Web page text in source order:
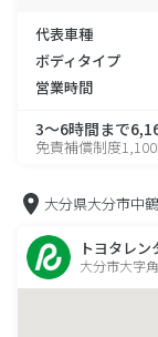
代表車種
ボディタイプ
営業時間
3～6時間まで
免責補償制度
大分県大分市中
トヨタレ
大分市大字